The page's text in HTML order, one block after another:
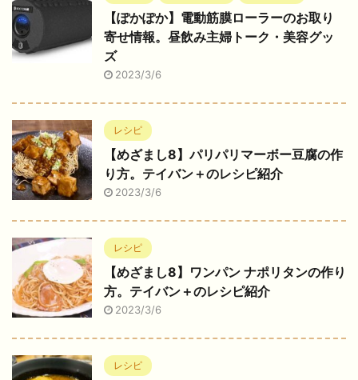
【ぽかぽか】電動筋膜ローラーのお取り
寄せ情報。昼飲み主婦トーク・美容グッ
ズ
2023/3/6
レシピ
【めざまし8】パリパリマーボー豆腐の作
り方。テイバン＋のレシピ紹介
2023/3/6
レシピ
【めざまし8】ワンパン ナポリタンの作り
方。テイバン＋のレシピ紹介
2023/3/6
レシピ